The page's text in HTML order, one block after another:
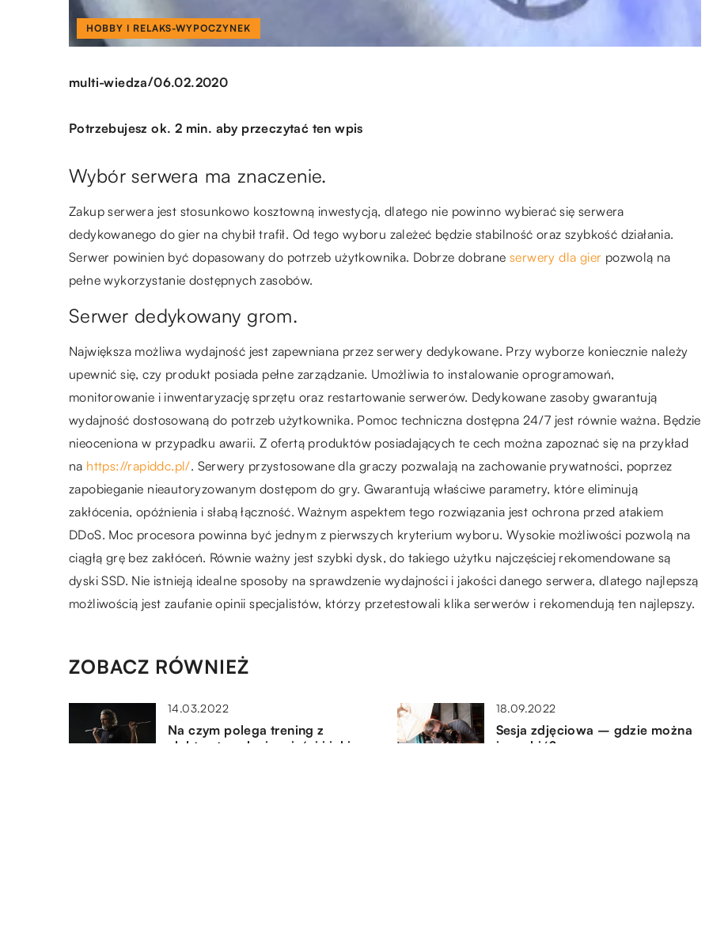
HOBBY I RELAKS-WYPOCZYNEK
multi-wiedza/06.02.2020
Potrzebujesz ok. 2 min. aby przeczytać ten wpis
Wybór serwera ma znaczenie.
Zakup serwera jest stosunkowo kosztowną inwestycją, dlatego nie powinno wybierać się serwera
dedykowanego do gier na chybił trafił. Od tego wyboru zależeć będzie stabilność oraz szybkość działania.
Serwer powinien być dopasowany do potrzeb użytkownika. Dobrze dobrane serwery dla gier pozwolą na
pełne wykorzystanie dostępnych zasobów.
Serwer dedykowany grom.
Największa możliwa wydajność jest zapewniana przez serwery dedykowane. Przy wyborze koniecznie należy
upewnić się, czy produkt posiada pełne zarządzanie. Umożliwia to instalowanie oprogramowań,
monitorowanie i inwentaryzację sprzętu oraz restartowanie serwerów. Dedykowane zasoby gwarantują
wydajność dostosowaną do potrzeb użytkownika. Pomoc techniczna dostępna 24/7 jest równie ważna. Będzie
nieoceniona w przypadku awarii. Z ofertą produktów posiadających te cech można zapoznać się na przykład
na https://rapiddc.pl/. Serwery przystosowane dla graczy pozwalają na zachowanie prywatności, poprzez
zapobieganie nieautoryzowanym dostępom do gry. Gwarantują właściwe parametry, które eliminują
zakłócenia, opóźnienia i słabą łączność. Ważnym aspektem tego rozwiązania jest ochrona przed atakiem
DDoS. Moc procesora powinna być jednym z pierwszych kryterium wyboru. Wysokie możliwości pozwolą na
ciągłą grę bez zakłóceń. Równie ważny jest szybki dysk, do takiego użytku najczęściej rekomendowane są
dyski SSD. Nie istnieją idealne sposoby na sprawdzenie wydajności i jakości danego serwera, dlatego najlepszą
możliwością jest zaufanie opinii specjalistów, którzy przetestowali klika serwerów i rekomendują ten najlepszy.
ZOBACZ RÓWNIEŻ
14.03.2022
Na czym polega trening z
elektrostymulacją mięśni i jakie
18.09.2022
Sesja zdjęciowa – gdzie można
ją zrobić?